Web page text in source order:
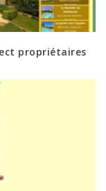
propriétaires